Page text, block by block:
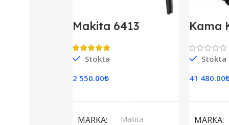
Makita 6413
Stokta
2 550.00₺
MARKA Makita
Kama
Stokta
41 480.00
MARKA